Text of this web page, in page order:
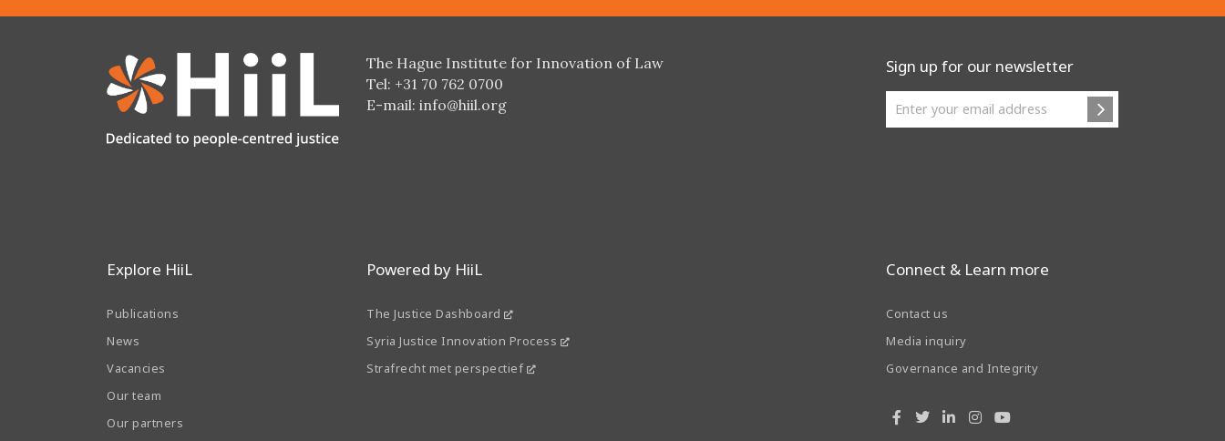
The Hague Institute for Innovation of Law
Tel: +31 70 762 0700
E-mail: info@hiil.org
Sign up for our newsletter
Explore HiiL
Publications
News
Vacancies
Our team
Our partners
Powered by HiiL
The Justice Dashboard
Syria Justice Innovation Process
Strafrecht met perspectief
Connect & Learn more
Contact us
Media inquiry
Governance and Integrity